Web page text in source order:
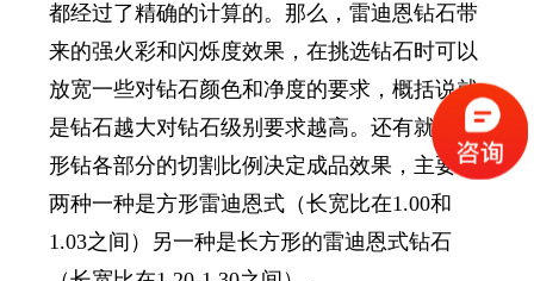
都经过了精确的计算的。那么，雷迪恩钻石带
来的强火彩和闪烁度效果，在挑选钻石时可以
放宽一些对钻石颜色和净度的要求，概括说就
是钻石越大对钻石级别要求越高。 还有就是异
形钻各部分的切割比例决定成品效果，主要有
两种一种是方形雷迪恩式 （长宽比在1.00和
1.03之间 ） 另一种是长方形的雷迪恩式钻石